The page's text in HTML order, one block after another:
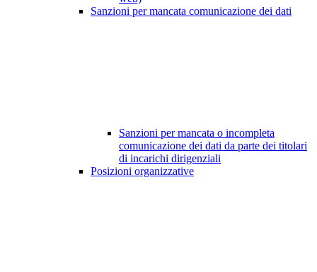
Sanzioni per mancata comunicazione dei dati
Sanzioni per mancata o incompleta
comunicazione dei dati da parte dei titolari
di incarichi dirigenziali
Posizioni organizzative